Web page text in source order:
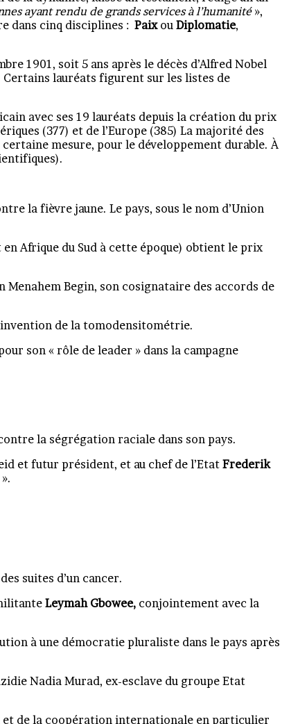
ayant rendu de grands services à l’humanité »,
dans cinq disciplines :PaixouDiplomatie,
1901, soit 5 ans après le décès d’Alfred Nobel
lauréats figurent sur les listes de
avec ses 19 lauréats depuis la création du prix
(377) et de l’Europe (385) La majorité des
mesure, pour le développement durable. À
la fièvre jaune. Le pays, sous le nom d’Union
Afrique du Sud à cette époque) obtient le prix
Begin, son cosignataire des accords de
de la tomodensitométrie.
son « rôle de leader » dans la campagne
la ségrégation raciale dans son pays.
et futur président, et au chef de l’Etat Frederik
suites d’un cancer.
Leymah Gbowee, conjointement avec la
à une démocratie pluraliste dans le pays après
Nadia Murad, ex-esclave du groupe Etat
de la coopération internationale en particulier